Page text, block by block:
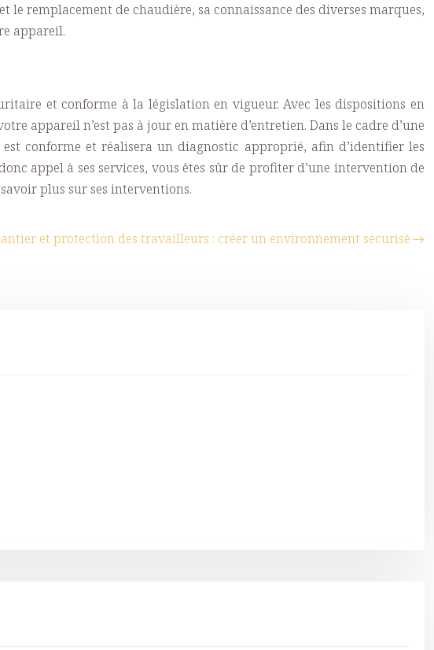
le remplacement de chaudière, sa connaissance des diverses marques,
appareil.
et conforme à la législation en vigueur. Avec les dispositions en
appareil n’est pas à jour en matière d’entretien. Dans le cadre d’une
conforme et réalisera un diagnostic approprié, afin d’identifier les
appel à ses services, vous êtes sûr de profiter d’une intervention de
plus sur ses interventions.
et protection des travailleurs : créer un environnement sécurisé